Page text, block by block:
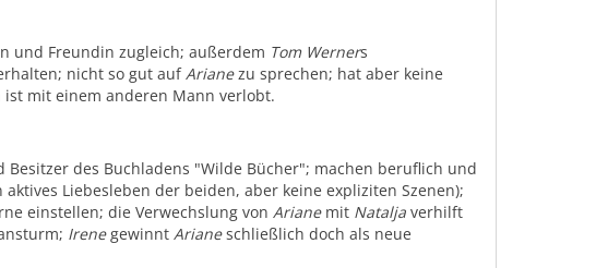
und Freundin zugleich; außerdem Tom Werners
nicht so gut aufArianezu sprechen; hat aber keine
mit einem anderen Mann verlobt.
des Buchladens "Wilde Bücher"; machen beruflich und
Liebesleben der beiden, aber keine expliziten Szenen);
einstellen; die Verwechslung von Arianemit Nataljaverhilft
Irenegewinnt Arianeschließlich doch als neue